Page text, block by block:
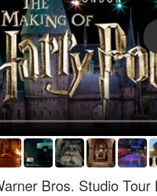
Bros. Studio Tour